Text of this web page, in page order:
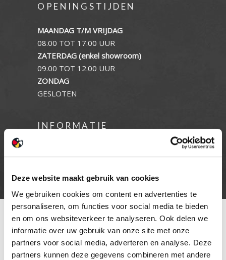
Deze website maakt gebruik van cookies
We gebruiken cookies om content en advertenties te
personaliseren, om functies voor social media te bieden
en om ons websiteverkeer te analyseren. Ook delen we
informatie over uw gebruik van onze site met onze
partners voor social media, adverteren en analyse. Deze
partners kunnen deze gegevens combineren met andere
OPENINGSTIJDEN
MAANDAG T/M VRIJDAG
08.00 TOT 17.00 UUR
ZATERDAG (enkel showroom)
09.00 TOT 12.00 UUR
ZONDAG
GESLOTEN
INFORMATIE
Contact